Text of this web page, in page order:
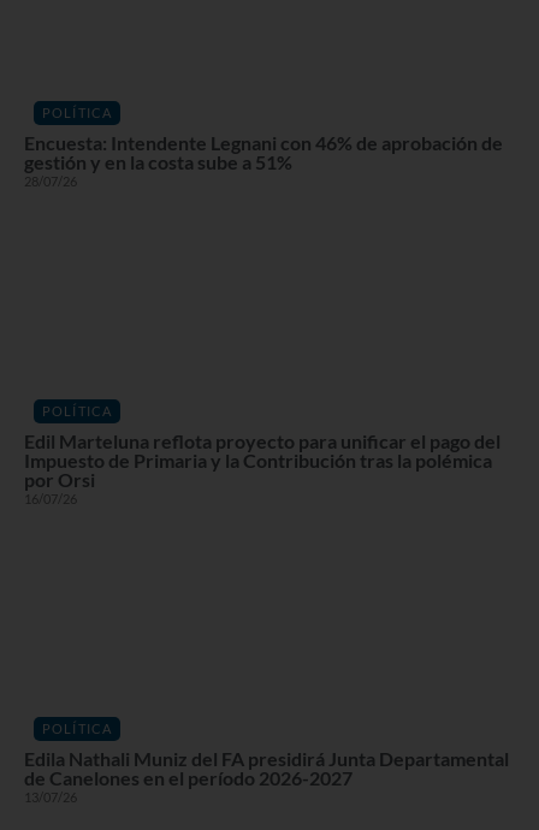
POLÍTICA
Encuesta: Intendente Legnani con 46% de aprobación de
gestión y en la costa sube a 51%
28/07/26
POLÍTICA
Edil Marteluna reflota proyecto para unificar el pago del
Impuesto de Primaria y la Contribución tras la polémica
por Orsi
16/07/26
POLÍTICA
Edila Nathali Muniz del FA presidirá Junta Departamental
de Canelones en el período 2026-2027
13/07/26